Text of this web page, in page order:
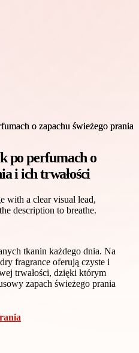
po perfumach o
i ich trwałości
with a clear visual lead,
description to breathe.
tkanin każdego dnia. Na
fragrance oferują czyste i
trwałości, dzięki którym
zapach świeżego prania